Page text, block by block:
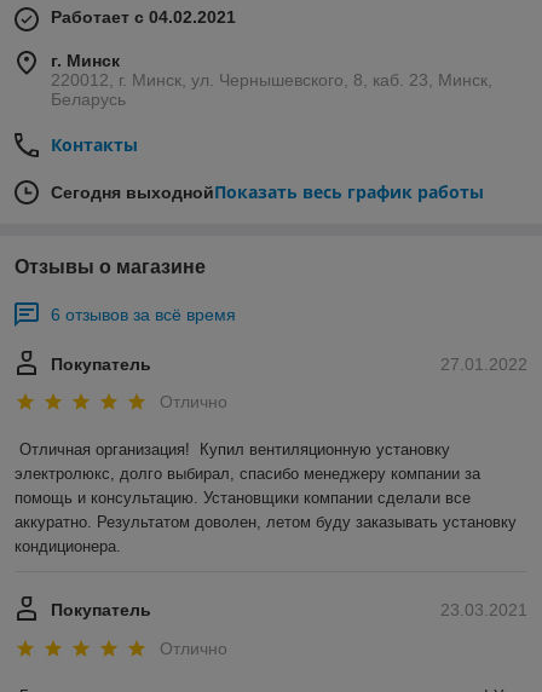
Работает с 04.02.2021
г. Минск
220012, г. Минск, ул. Чернышевского, 8, каб. 23, Минск,
Беларусь
Контакты
Сегодня выходнойПоказать весь график работы
Отзывы о магазине
6 отзывов за всё время
27.01.2022
Покупатель
Отлично
Отличная организация!  Купил вентиляционную установку
электролюкс, долго выбирал, спасибо менеджеру компании за
помощь и консультацию. Установщики компании сделали все
аккуратно. Результатом доволен, летом буду заказывать установку
кондиционера.
23.03.2021
Покупатель
Отлично